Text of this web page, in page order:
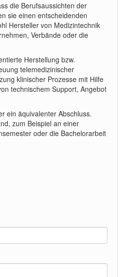
die Berufsaussichten der
sie einen entscheidenden
Hersteller von Medizintechnik
Verbände oder die
Herstellung bzw.
telemedizinischer
klinischer Prozesse mit Hilfe
technischem Support, Angebot
ein äquivalenter Abschluss.
zum Beispiel an einer
oder die Bachelorarbeit